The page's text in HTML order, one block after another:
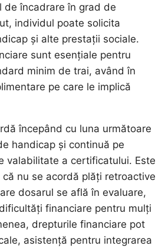
de încadrare în grad de
individul poate solicita
și alte prestații sociale.
sunt esențiale pentru
minim de trai, având în
pe care le implică
începând cu luna următoare
handicap și continuă pe
valabilitate a certificatului. Este
nu se acordă plăți retroactive
dosarul se află în evaluare,
financiare pentru mulți
drepturile financiare pot
asistență pentru integrarea